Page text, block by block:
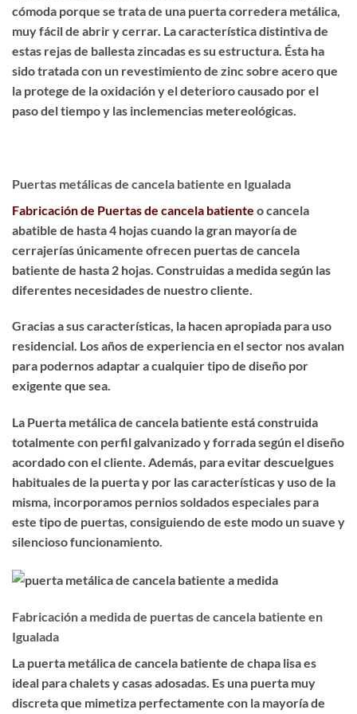
cómoda porque se trata de una puerta corredera metálica,
muy fácil de abrir y cerrar. La característica distintiva de
estas rejas de ballesta zincadas es su estructura. Ésta ha
sidotratada con un revestimiento de zinc sobre aceroque
la protege de la oxidación y el deterioro causado por el
paso del tiempo y las inclemencias metereológicas.
Puertas metálicas de cancela batiente en Igualada
Fabricación de Puertas de cancela batiente o cancela
abatible de hasta 4 hojas cuando la gran mayoría de
cerrajerías únicamente ofrecen puertas de cancela
batiente de hasta 2 hojas. Construidas a medida según las
diferentes necesidades de nuestro cliente.
Gracias a sus características, la hacen apropiada para uso
residencial. Los años de experiencia en el sector nos avalan
para podernos adaptar a cualquier tipo de diseño por
exigente que sea.
La Puerta metálica de cancela batiente está construida
totalmente con perfil galvanizado y forrada según el diseño
acordado con el cliente. Además, para evitar descuelgues
habituales de la puerta y por las características y uso de la
misma, incorporamos pernios soldados especiales para
este tipo de puertas, consiguiendo de este modo un suave y
silencioso funcionamiento.
Fabricación a medida de puertas de cancela batiente en
Igualada
La puerta metálica de cancela batiente de chapa lisa es
ideal para chalets y casas adosadas. Es una puerta muy
discreta que mimetiza perfectamente con la mayoría de